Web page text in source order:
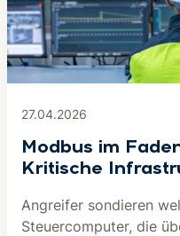
27.04.2026
Modbus im
Kritische
Angreifer sondieren
Steuercomputer, die